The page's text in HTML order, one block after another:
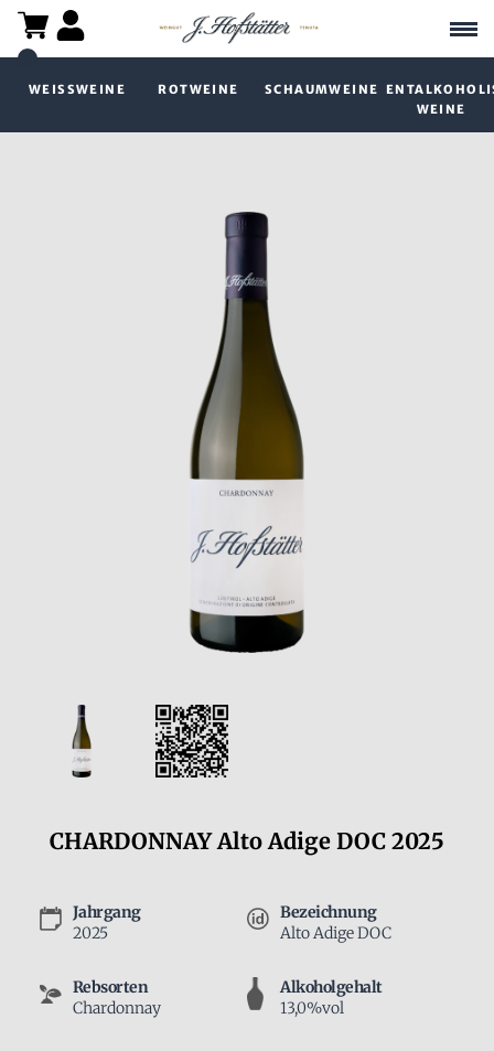
WEISSWEINE ROTWEINE SCHAUMWEINE
WEINE
CHARDONNAY Alto Adige DOC 2025
Jahrgang
2025
Bezeichnung
Alto Adige DOC
Rebsorten
Chardonnay
Alkoholgehalt
13,0%vol